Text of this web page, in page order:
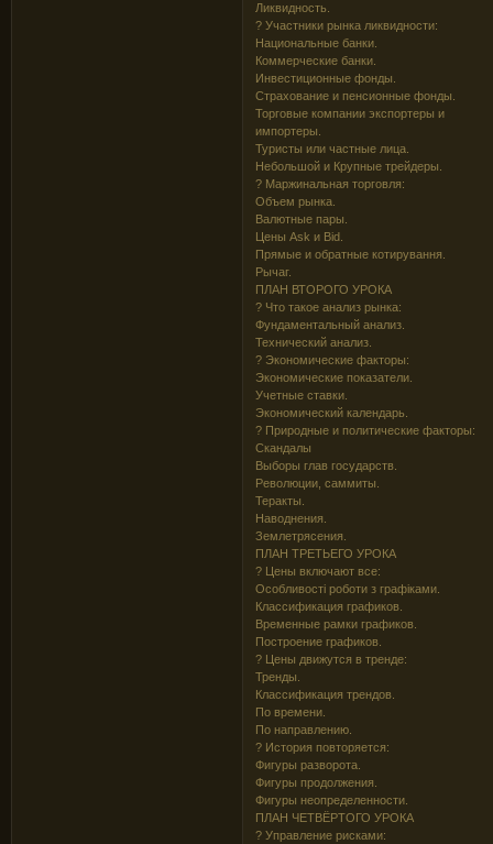
Ликвидность.
? Участники рынка ликвидности:
Национальные банки.
Коммерческие банки.
Инвестиционные фонды.
Страхование и пенсионные фонды.
Торговые компании экспортеры и
импортеры.
Туристы или частные лица.
Небольшой и Крупные трейдеры.
? Маржинальная торговля:
Объем рынка.
Валютные пары.
Цены Ask и Bid.
Прямые и обратные котирування.
Рычаг.
ПЛАН ВТОРОГО УРОКА
? Что такое анализ рынка:
Фундаментальный анализ.
Технический анализ.
? Экономические факторы:
Экономические показатели.
Учетные ставки.
Экономический календарь.
? Природные и политические факторы:
Скандалы
Выборы глав государств.
Революции, саммиты.
Теракты.
Наводнения.
Землетрясения.
ПЛАН ТРЕТЬЕГО УРОКА
? Цены включают все:
Особливості роботи з графіками.
Классификация графиков.
Временные рамки графиков.
Построение графиков.
? Цены движутся в тренде:
Тренды.
Классификация трендов.
По времени.
По направлению.
? История повторяется:
Фигуры разворота.
Фигуры продолжения.
Фигуры неопределенности.
ПЛАН ЧЕТВЁРТОГО УРОКА
? Управление рисками: